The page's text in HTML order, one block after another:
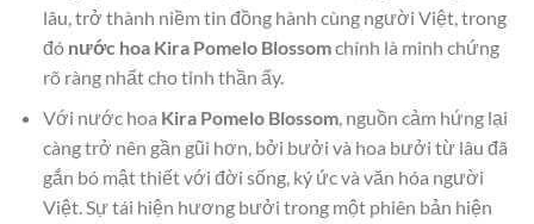
lâu, trở thành niềm tin đồng hành cùng người Việt, trong
đó nước hoa Kira Pomelo Blossomchính là minh chứng
rõ ràng nhất cho tinh thần ấy.
Với nước hoa Kira Pomelo Blossom, nguồn cảm hứng lại
càng trở nên gần gũi hơn, bởi bưởi và hoa bưởi từ lâu đã
gắn bó mật thiết với đời sống, ký ức và văn hóa người
Việt. Sự tái hiện hương bưởi trong một phiên bản hiện